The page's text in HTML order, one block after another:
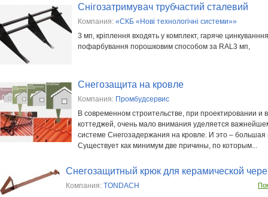
Снігозатримувач трубчастий сталевий
Компания: «СКБ «Нові технологічні системи»»
3 мп, кріплення входять у комплект, гаряче
пофарбування порошковим способом за RAL3 мп,
Снегозащита на кровле
Компания: Промбудсервис
В современном строительстве, при проектировании и
коттеджей, очень мало внимания уделяется
системе Снегозадержания на кровле. И это – большая
Существует как минимум две причины, по которым...
Снегозащитный крюк для керамической
Компания: TONDACH